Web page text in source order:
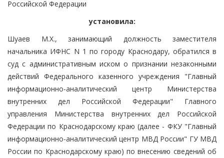
Российской Федерации
установила:
Шуаев М.Х., занимающий должность заместителя
начальника ИФНС N 1 по городу Краснодару, обратился в
суд с административным иском о признании незаконными
действий Федерального казенного учреждения "Главный
информационно-аналитический центр Министерства
внутренних дел Российской Федерации" Главного
управления Министерства внутренних дел Российской
Федерации по Краснодарскому краю (далее - ФКУ "Главный
информационно-аналитический центр МВД России" ГУ МВД
России по Краснодарскому краю) по внесению сведений об